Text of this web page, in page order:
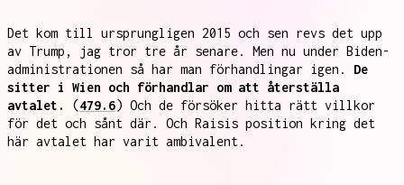
Det kom till ursprungligen 2015 och sen revs det upp
av Trump, jag tror tre år senare. Men nu under Biden-
administrationen så har man förhandlingar igen. De
sitter i Wien och förhandlar om att återställa
avtalet.
(479.6) Och de försöker hitta rätt villkor
för det och sånt där. Och Raisis position kring det
här avtalet har varit ambivalent.